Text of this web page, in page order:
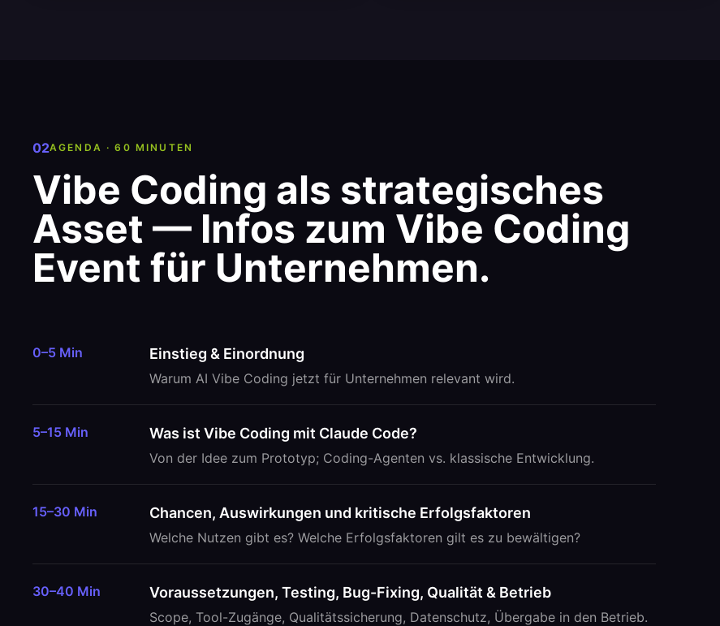
02AGENDA · 60 MINUTEN
Vibe Coding als strategisches
Asset — Infos zum Vibe Coding
Event für Unternehmen.
0–5 Min Einstieg & Einordnung
Warum AI Vibe Coding jetzt für Unternehmen relevant wird.
5–15 Min Was ist Vibe Coding mit Claude Code?
Von der Idee zum Prototyp; Coding-Agenten vs. klassische Entwicklung.
15–30 Min Chancen, Auswirkungen und kritische Erfolgsfaktoren
Welche Nutzen gibt es? Welche Erfolgsfaktoren gilt es zu bewältigen?
30–40 Min Voraussetzungen, Testing, Bug-Fixing, Qualität & Betrieb
Scope, Tool-Zugänge, Qualitätssicherung, Datenschutz, Übergabe in den Betrieb.